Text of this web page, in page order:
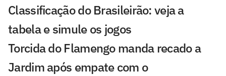
Classificação do Brasileirão: veja a
tabela e simule os jogos
Torcida do Flamengo manda recado a
Jardim após empate com o